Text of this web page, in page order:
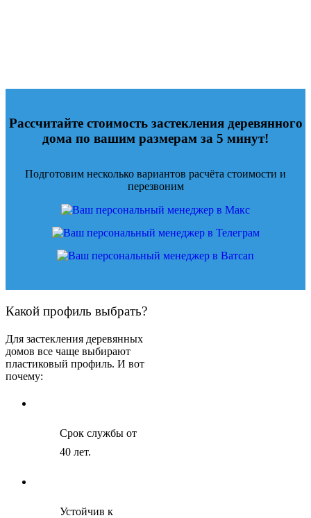
Рассчитайте стоимость застекления деревянного
дома по вашим размерам за 5 минут!
Подготовим несколько вариантов расчёта стоимости и
перезвоним
Какой профиль выбрать?
Для застекления деревянных
домов все чаще выбирают
пластиковый профиль. И вот
почему:
Срок службы от
40 лет.
Устойчив к